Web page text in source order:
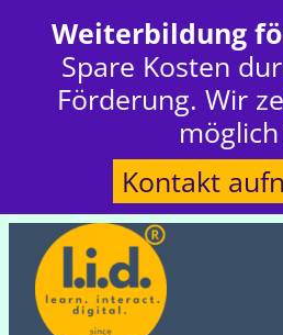
Weiterbildung
Spare Kosten
Förderung. Wir
Kontakt